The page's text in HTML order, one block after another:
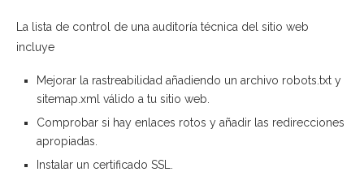
La lista de control de una auditoría técnica del sitio web
incluye
Mejorar la rastreabilidad añadiendo un archivo robots.txt y
sitemap.xml válido a tu sitio web.
Comprobar si hay enlaces rotos y añadir las redirecciones
apropiadas.
Instalar un certificado SSL.